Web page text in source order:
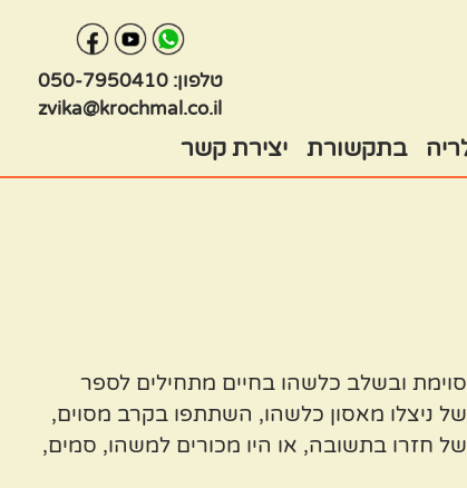
בתקשורת יצירת קשר
טלפון:050-7950410
zvika@krochmal.co.il
ובשלב כלשהו בחיים מתחילים לספר
ניצלו מאסון כלשהו, השתתפו בקרב מסוים,
חזרו בתשובה, או היו מכורים למשהו, סמים,